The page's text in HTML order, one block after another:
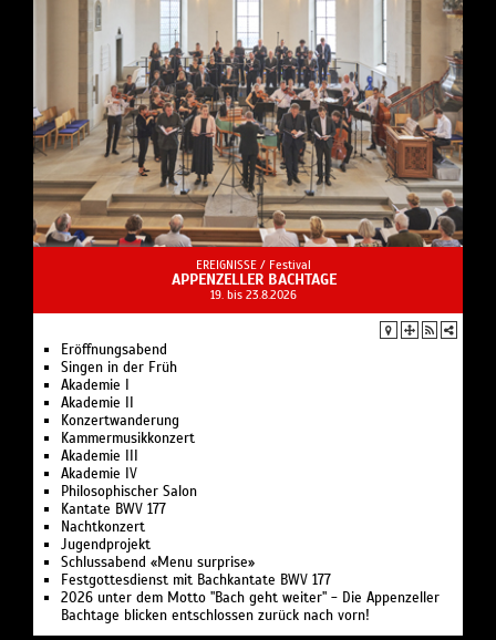
EREIGNISSE / Festival
APPENZELLER BACHTAGE
19. bis 23.8.2026
Eröffnungsabend
Singen in der Früh
Akademie I
Akademie II
Konzertwanderung
Kammermusikkonzert
Akademie III
Akademie IV
Philosophischer Salon
Kantate BWV 177
Nachtkonzert
Jugendprojekt
Schlussabend «Menu surprise»
Festgottesdienst mit Bachkantate BWV 177
2026 unter dem Motto "Bach geht weiter" - Die Appenzeller
Bachtage blicken entschlossen zurück nach vorn!